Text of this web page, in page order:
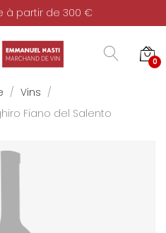
à partir de 300 €
0
Vins
Fiano del Salento